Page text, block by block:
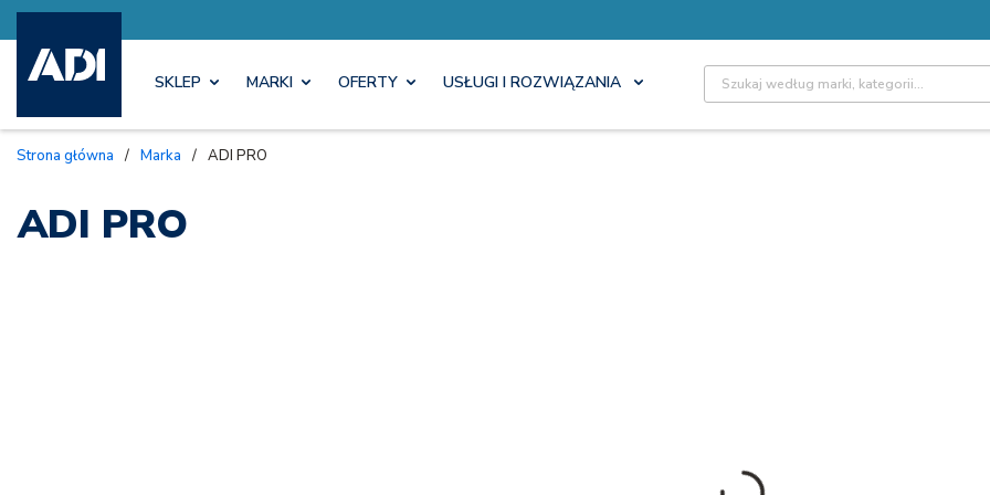
SKLEP MARKI OFERTY USŁUGI I ROZWIĄZANIA Site Search
Strona główna / Marka / ADI PRO
ADI PRO